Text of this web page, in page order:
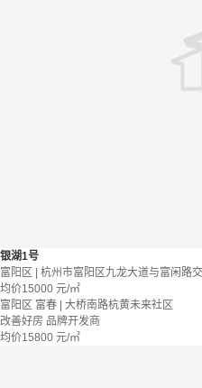
银湖1号
富阳区 | 杭州市富阳区九龙大道与富闲路
均价15000 元/㎡
富阳区 富春 | 大桥南路杭黄未来社区
改善好房 品牌开发商
均价15800 元/㎡